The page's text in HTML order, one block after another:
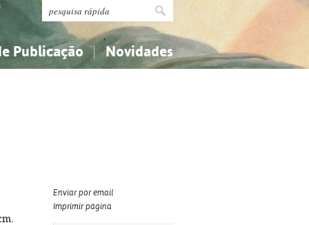
Publicação Novidades
Enviar por email
Imprimir página